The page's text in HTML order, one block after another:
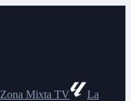
Zona Mixta TV
La